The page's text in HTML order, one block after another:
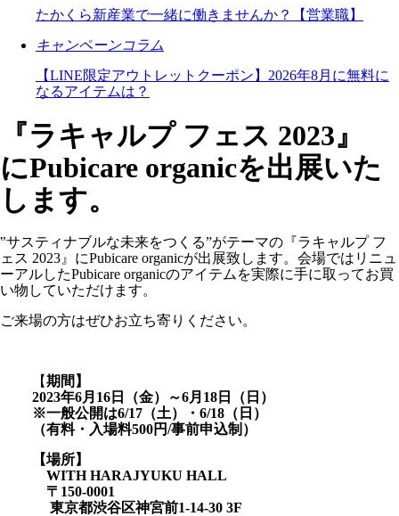
たかくら新産業で一緒に働きませんか？【営業職】
キャンペーンコラム
【LINE限定アウトレットクーポン】2026年8月に無料に
なるアイテムは？
『ラキャルプ フェス 2023』
にPubicare organicを出展いた
します。
‟サスティナブルな未来をつくる”がテーマの『ラキャルプ フ
ェス 2023』にPubicare organicが出展致します。会場ではリニュ
ーアルしたPubicare organicのアイテムを実際に手に取ってお買
い物していただけます。
ご来場の方はぜひお立ち寄りください。
【期間】
2023年6月16日（金）～6月18日（日）
※一般公開は6/17（土）・6/18（日）
（有料・入場料500円/事前申込制）
【場所】
WITH HARAJYUKU HALL
〒150-0001
東京都渋谷区神宮前1-14-30 3F